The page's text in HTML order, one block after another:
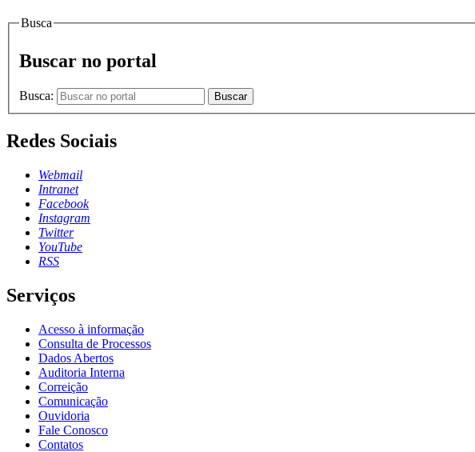
Busca
Buscar no portal
Busca: Buscar
Redes Sociais
Webmail
Intranet
Facebook
Instagram
Twitter
YouTube
RSS
Serviços
Acesso à informação
Consulta de Processos
Dados Abertos
Auditoria Interna
Correição
Comunicação
Ouvidoria
Fale Conosco
Contatos